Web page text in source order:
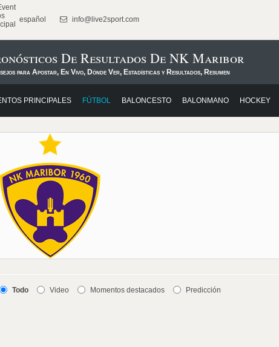
español info@live2sport.com
De Resultados De NK Maribor
para Apostar, En Vivo, Dónde Ver, Estadísticas y Resultados, Resumen
PRINCIPALES FÚTBOL BALONCESTO BALONMANO HOCKEY
Todo Video Momentos destacados Predicción